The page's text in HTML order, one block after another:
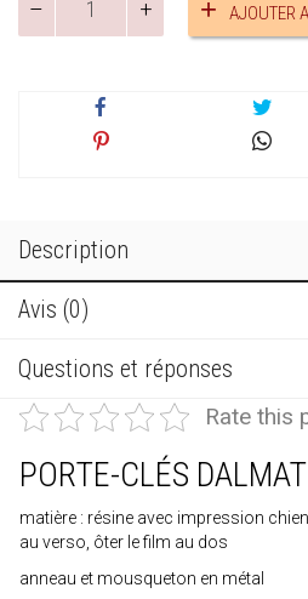
Porte-
AJOUTER
Description
Avis (0)
Questions et réponses
Rate this
PORTE-CLÉS
matière : résine avec impression
au verso, ôter le film au dos
anneau et mousqueton en métal